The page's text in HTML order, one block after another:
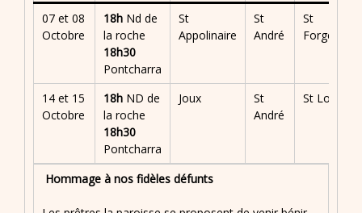
07 et 08
Octobre
18h Nd de
la roche
18h30
Pontcharra
St
Appolinaire
St
André
St
Forgeux
14 et 15
Octobre
18h ND de
la roche
18h30
Pontcharra
Joux
St
André
St Loup
Hommage à nos fidèles défunts